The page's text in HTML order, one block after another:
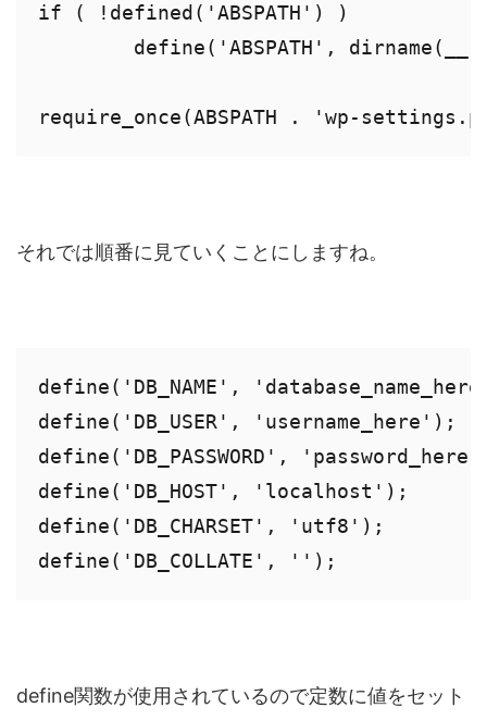
if ( !defined('ABSPATH') )
それでは順番に見ていくことにしますね。
define('DB_NAME',
define('DB_USER', 'username_here');
define('DB_PASSWORD',
define('DB_HOST', 'localhost');
define('DB_CHARSET', 'utf8');
define('DB_COLLATE', '');
define関数が使用されているので定数に値をセット